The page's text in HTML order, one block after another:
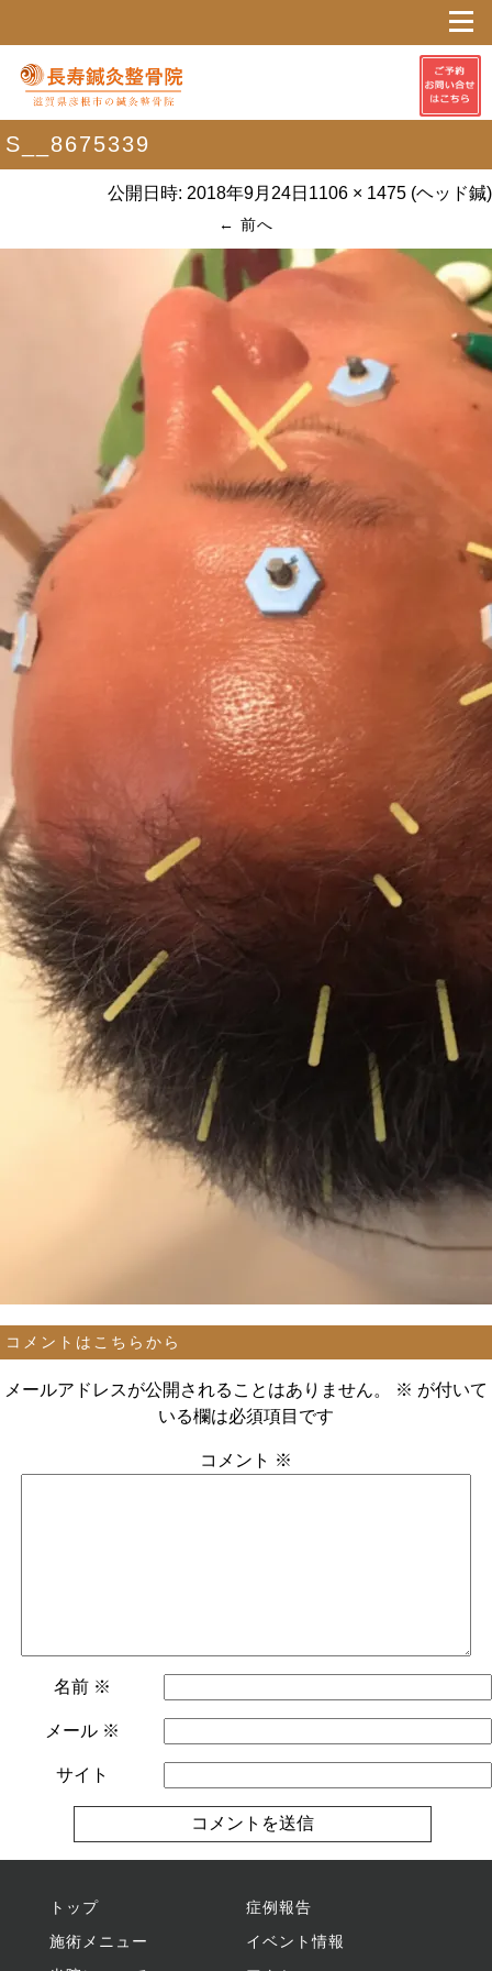
S__8675339
公開日時: 2018年9月24日 1106 × 1475 (ヘッド鍼)
← 前へ
コメントはこちらから
メールアドレスが公開されることはありません。 ※ が付いて
いる欄は必須項目です
コメント ※
名前 ※
メール ※
サイト
トップ
施術メニュー
症例報告
イベント情報